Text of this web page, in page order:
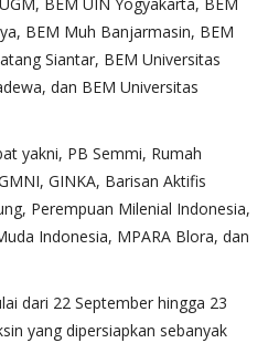
BEM Muh Banjarmasin, BEM
Siantar, BEM Universitas
dan BEM Universitas
yakni, PB Semmi, Rumah
GINKA, Barisan Aktifis
Perempuan Milenial Indonesia,
Indonesia, MPARA Blora, dan
dari 22 September hingga 23
yang dipersiapkan sebanyak